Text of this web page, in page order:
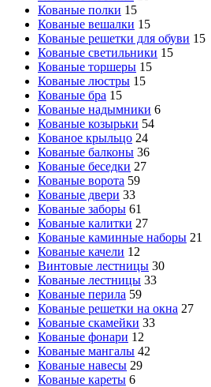
Кованые полки 15
Кованые вешалки 15
Кованые решетки для обуви 15
Кованые светильники 15
Кованые торшеры 15
Кованые люстры 15
Кованые бра 15
Кованые надымники 6
Кованые козырьки 54
Кованое крыльцо 24
Кованые балконы 36
Кованые беседки 27
Кованые ворота 59
Кованые двери 33
Кованые заборы 61
Кованые калитки 27
Кованые каминные наборы 21
Кованые качели 12
Винтовые лестницы 30
Кованые лестницы 33
Кованые перила 59
Кованые решетки на окна 27
Кованые скамейки 33
Кованые фонари 12
Кованые мангалы 42
Кованые навесы 29
Кованые кареты 6